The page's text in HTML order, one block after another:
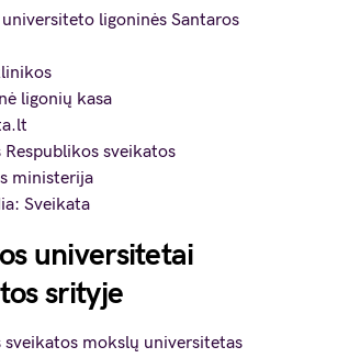
ligoninės Santaros
ligonių kasa
Respublikos sveikatos
ministerija
Sveikata
universitetai
srityje
sveikatos mokslų universitetas